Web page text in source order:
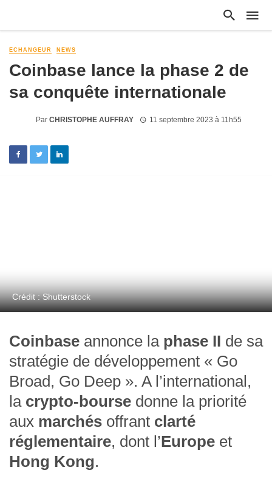
ECHANGEUR NEWS
Coinbase lance la phase 2 de
sa conquête internationale
Par CHRISTOPHE AUFFRAY 11 septembre 2023 à 11h55
Crédit : Shutterstock
Coinbase annonce laphase II de sa
stratégie de développement « Go
Broad, Go Deep ». A l’international,
la crypto-bourse donne la priorité
aux marchés offrant clarté
réglementaire, dont l’Europe et
Hong Kong.